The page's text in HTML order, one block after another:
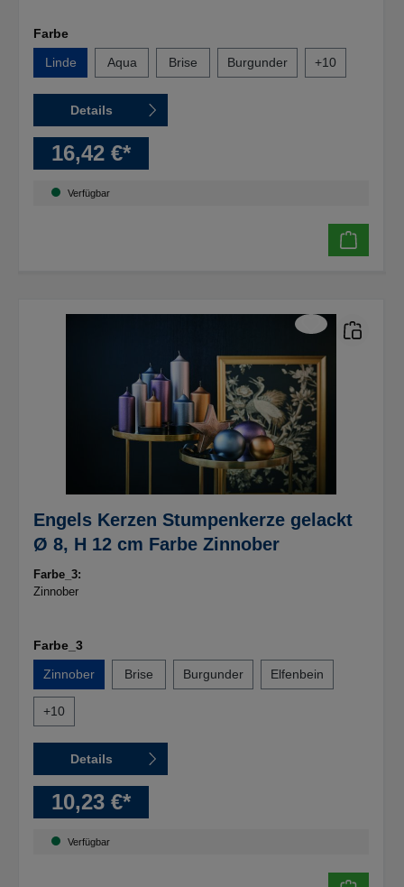
Farbe
Linde
Aqua Brise Burgunder +10
Details
16,42 €*
Verfügbar
Engels Kerzen Stumpenkerze gelackt
Ø 8, H 12 cm Farbe Zinnober
Farbe_3:
Zinnober
Farbe_3
Zinnober
Brise Burgunder Elfenbein
+10
Details
10,23 €*
Verfügbar